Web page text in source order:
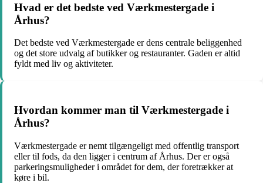
Hvad er det bedste ved Værkmestergade i
Århus?
Det bedste ved Værkmestergade er dens centrale beliggenhed
og det store udvalg af butikker og restauranter. Gaden er altid
fyldt med liv og aktiviteter.
Hvordan kommer man til Værkmestergade i
Århus?
Værkmestergade er nemt tilgængeligt med offentlig transport
eller til fods, da den ligger i centrum af Århus. Der er også
parkeringsmuligheder i området for dem, der foretrækker at
køre i bil.